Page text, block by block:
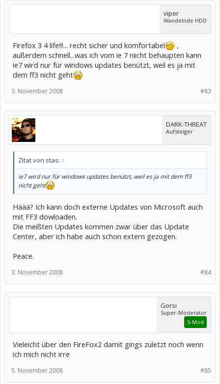
viper
Wandelnde HDD
Firefox 3 4 life!!!... recht sicher und komfortabel
,
außerdem schnell...was ich vom ie 7 niicht behaupten kann
ie7 wird nur für windows updates benützt, weil es ja mit
dem ff3 nicht geht
#83
3. November 2008
DARK-THREAT
Aufsteiger
Zitat von stas: ↑
ie7 wird nur für windows updates benützt, weil es ja mit dem ff3
nicht geht
Häää? Ich kann doch externe Updates von Microsoft auch
mit FF3 dowloaden.
Die meißten Updates kommen zwar über das Update
Center, aber ich habe auch schon extern gezogen.
Peace.
#84
3. November 2008
Gorsi
Super-Moderator
S-Mod
Vieleicht über den FireFox2 damit gings zuletzt noch wenn
ich mich nicht irre
#85
5. November 2008